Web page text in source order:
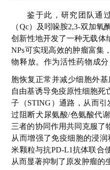
鉴于此，研究团队通
（Qc）及吲哚胺2,3-双加氧
创新性地开发了一种无载体
NPs可实现高效的肿瘤富集
物释放。作为活性药物成
胞恢复正常并减少细胞外基
自由基诱导免疫原性细胞死
子（STING）通路，从而
过阻断犬尿氨酸/色氨酸代
三者的协同作用共同克服了
从而增强了免疫细胞的浸
米颗粒与抗PD-L1抗体联合
从而显著抑制了原发肿瘤的